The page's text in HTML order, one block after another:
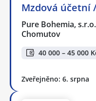
Mzdová účetní
Pure Bohemia, s.r.o.
Chomutov
40 000 – 45 000
Zveřejněno: 6. srpna